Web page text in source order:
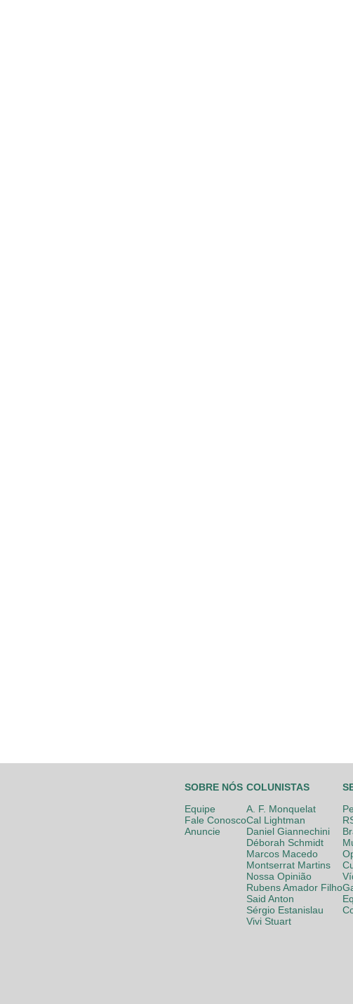
SOBRE NÓS
Equipe
Fale Conosco
Anuncie
COLUNISTAS
A. F. Monquelat
Cal Lightman
Daniel Giannechini
Déborah Schmidt
Marcos Macedo
Montserrat Martins
Nossa Opinião
Rubens Amador Filho
Said Anton
Sérgio Estanislau
Vivi Stuart